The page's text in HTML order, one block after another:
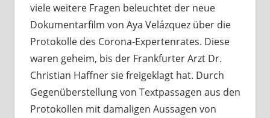
viele weitere Fragen beleuchtet der neue
Dokumentarfilm von Aya Velázquez über die
Protokolle des Corona-Expertenrates. Diese
waren geheim, bis der Frankfurter Arzt Dr.
Christian Haffner sie freigeklagt hat. Durch
Gegenüberstellung von Textpassagen aus den
Protokollen mit damaligen Aussagen von